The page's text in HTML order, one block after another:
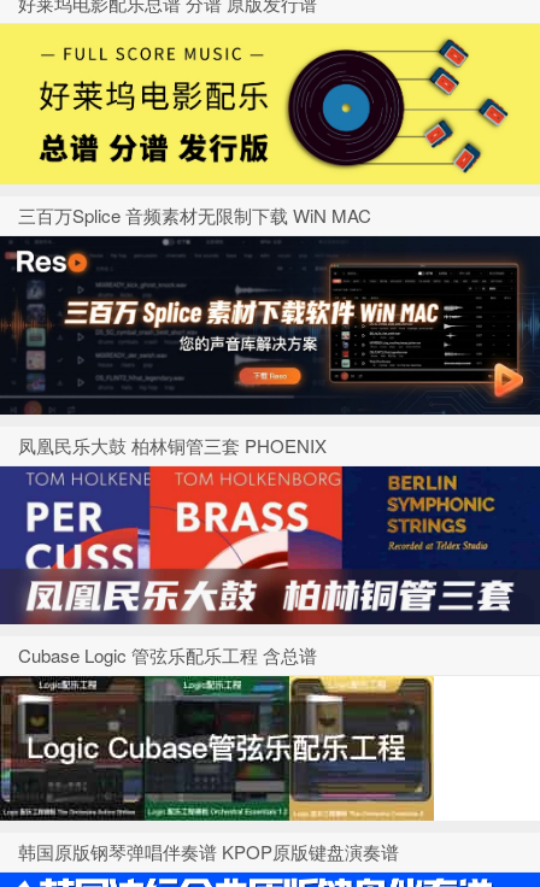
三百万Splice 音频素材无限制下载 WiN MAC
凤凰民乐大鼓 柏林铜管三套 PHOENIX
Cubase Logic 管弦乐配乐工程 含总谱
韩国原版钢琴弹唱伴奏谱 KPOP原版键盘演奏谱